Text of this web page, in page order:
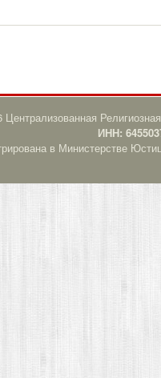
ИНН:
в Министерстве